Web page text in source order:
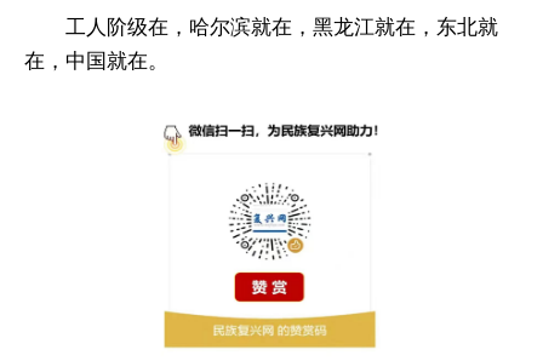
工人阶级在，哈尔滨就在，黑龙江就在，东北就
在，中国就在。